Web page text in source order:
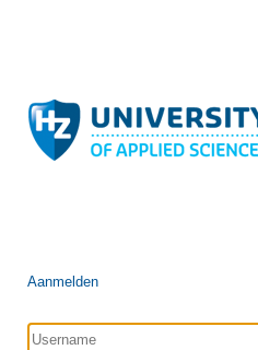
Aanmelden